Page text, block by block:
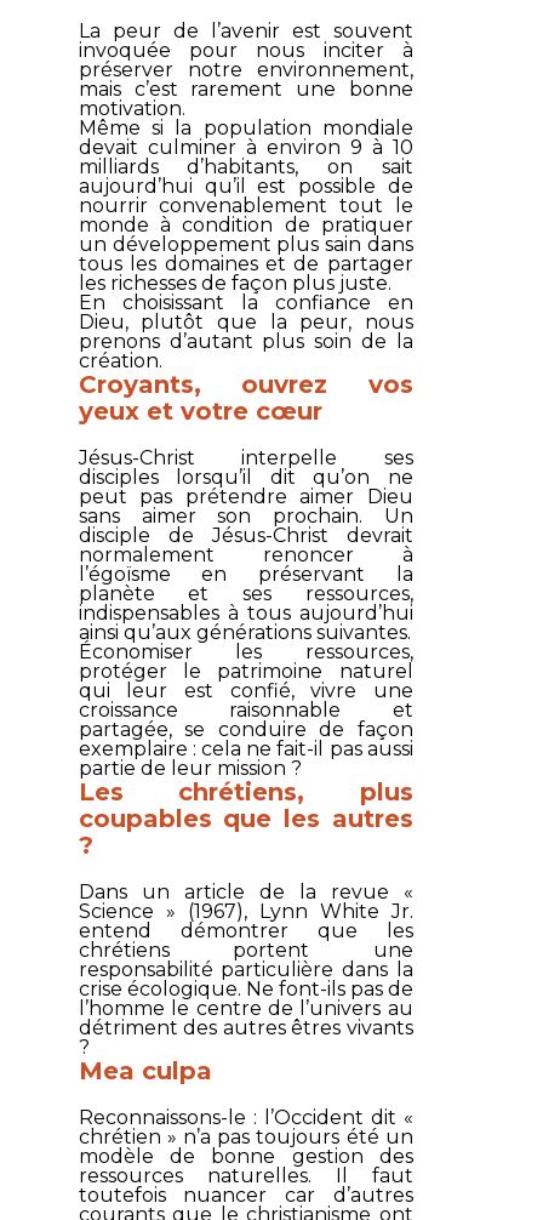
La peur de l’avenir est souvent
invoquée pour nous inciter à
préserver notre environnement,
mais c’est rarement une bonne
motivation.
Même si la population mondiale
devait culminer à environ 9 à 10
milliards d’habitants, on sait
aujourd’hui qu’il est possible de
nourrir convenablement tout le
monde à condition de pratiquer
un développement plus sain dans
tous les domaines et de partager
les richesses de façon plus juste.
En choisissant la confiance en
Dieu, plutôt que la peur, nous
prenons d’autant plus soin de la
création.
Croyants, ouvrez vos
yeux et votre cœur
Jésus-Christ interpelle ses
disciples lorsqu’il dit qu’on ne
peut pas prétendre aimer Dieu
sans aimer son prochain. Un
disciple de Jésus-Christ devrait
normalement renoncer à
l’égoïsme en préservant la
planète et ses ressources,
indispensables à tous aujourd’hui
ainsi qu’aux générations suivantes.
Économiser les ressources,
protéger le patrimoine naturel
qui leur est confié, vivre une
croissance raisonnable et
partagée, se conduire de façon
exemplaire : cela ne fait-il pas aussi
partie de leur mission ?
Les chrétiens, plus
coupables que les autres
?
Dans un article de la revue «
Science » (1967), Lynn White Jr.
entend démontrer que les
chrétiens portent une
responsabilité particulière dans la
crise écologique. Ne font-ils pas de
l’homme le centre de l’univers au
détriment des autres êtres vivants
?
Mea culpa
Reconnaissons-le : l’Occident dit «
chrétien » n’a pas toujours été un
modèle de bonne gestion des
ressources naturelles. Il faut
toutefois nuancer car d’autres
courants que le christianisme ont